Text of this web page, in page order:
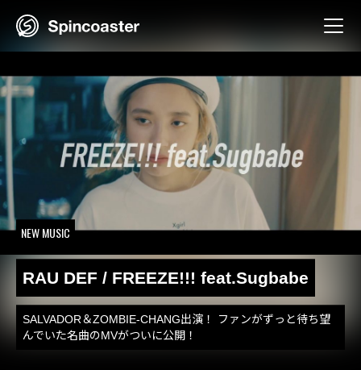
NEW MUSIC
RAU DEF / FREEZE!!! feat.Sugbabe
SALVADOR＆ZOMBIE-CHANG出演！ ファンがずっと待ち望
んでいた名曲のMVがついに公開！